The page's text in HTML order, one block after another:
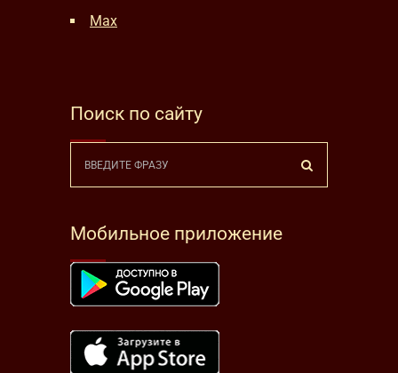
Max
Поиск по сайту
Мобильное приложение